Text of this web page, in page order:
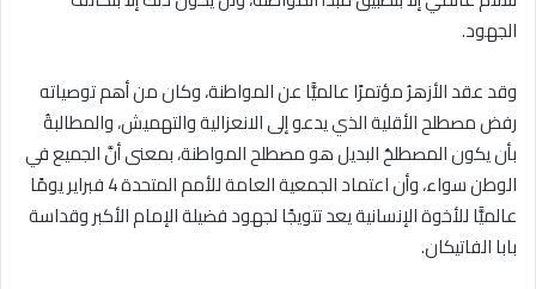
الجهود.
وقد عقد الأزهرُ مؤتمرًا عالميًّا عن المواطنة، وكان من أهم توصياته
رفض مصطلح الأقلية الذي يدعو إلى الانعزالية والتهميش، والمطالبةُ
بأن يكون المصطلحُ البديل هو مصطلح المواطنة، بمعنى أنَّ الجميع في
الوطن سواء، وأن اعتماد الجمعية العامة للأمم المتحدة 4 فبراير يومًا
عالميًّا للأخوة الإنسانية يعد تتويجًا لجهود فضيلة الإمام الأكبر وقداسة
بابا الفاتيكان.